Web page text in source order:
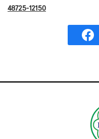
48725-12150